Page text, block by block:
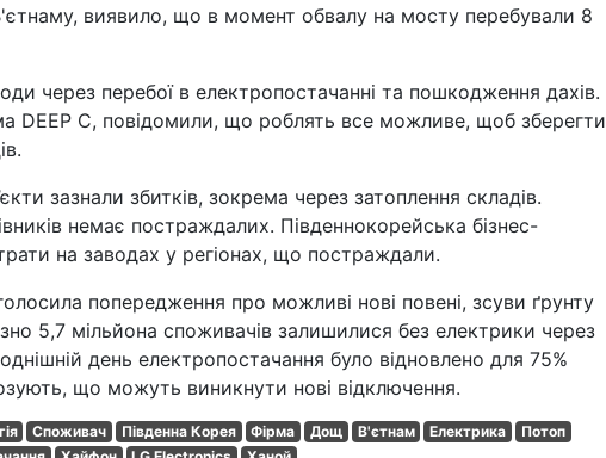
виявило, що в момент обвалу на мосту перебували 8
через перебої в електропостачанні та пошкодження дахів.
DEEP C, повідомили, що роблять все можливе, щоб зберегти
зазнали збитків, зокрема через затоплення складів.
немає постраждалих. Південнокорейська бізнес-
на заводах у регіонах, що постраждали.
попередження про можливі нові повені, зсуви ґрунту
5,7 мільйона споживачів залишилися без електрики через
день електропостачання було відновлено для 75%
що можуть виникнути нові відключення.
Споживач Південна Корея Фірма Дощ В'єтнам Електрика
Потоп